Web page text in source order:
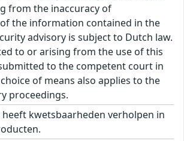
from the inaccuracy of
the information contained in the
advisory is subject to Dutch law.
to or arising from the use of this
to the competent court in
of means also applies to the
proceedings.
kwetsbaarheden verholpen in